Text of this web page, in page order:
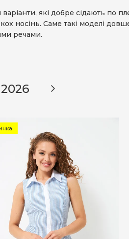
які добре сідають по
носінь. Саме такі моделі
речами.
Далі